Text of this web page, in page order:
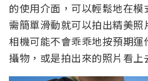
的使用介面，可以輕鬆地在模
需簡單滑動就可以拍出精美
相機可能不會乖乖地按預期
攝物，或是拍出來的照片看上